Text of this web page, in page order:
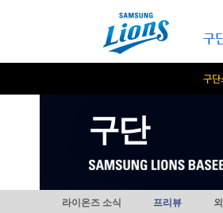
구
구단
구단
라이온즈 소식 프리뷰